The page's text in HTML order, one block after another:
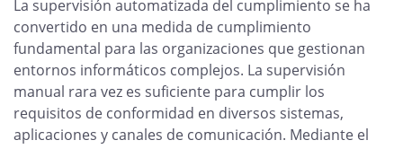
La supervisión automatizada del cumplimiento se ha
convertido en una medida de cumplimiento
fundamental para las organizaciones que gestionan
entornos informáticos complejos. La supervisión
manual rara vez es suficiente para cumplir los
requisitos de conformidad en diversos sistemas,
aplicaciones y canales de comunicación. Mediante el